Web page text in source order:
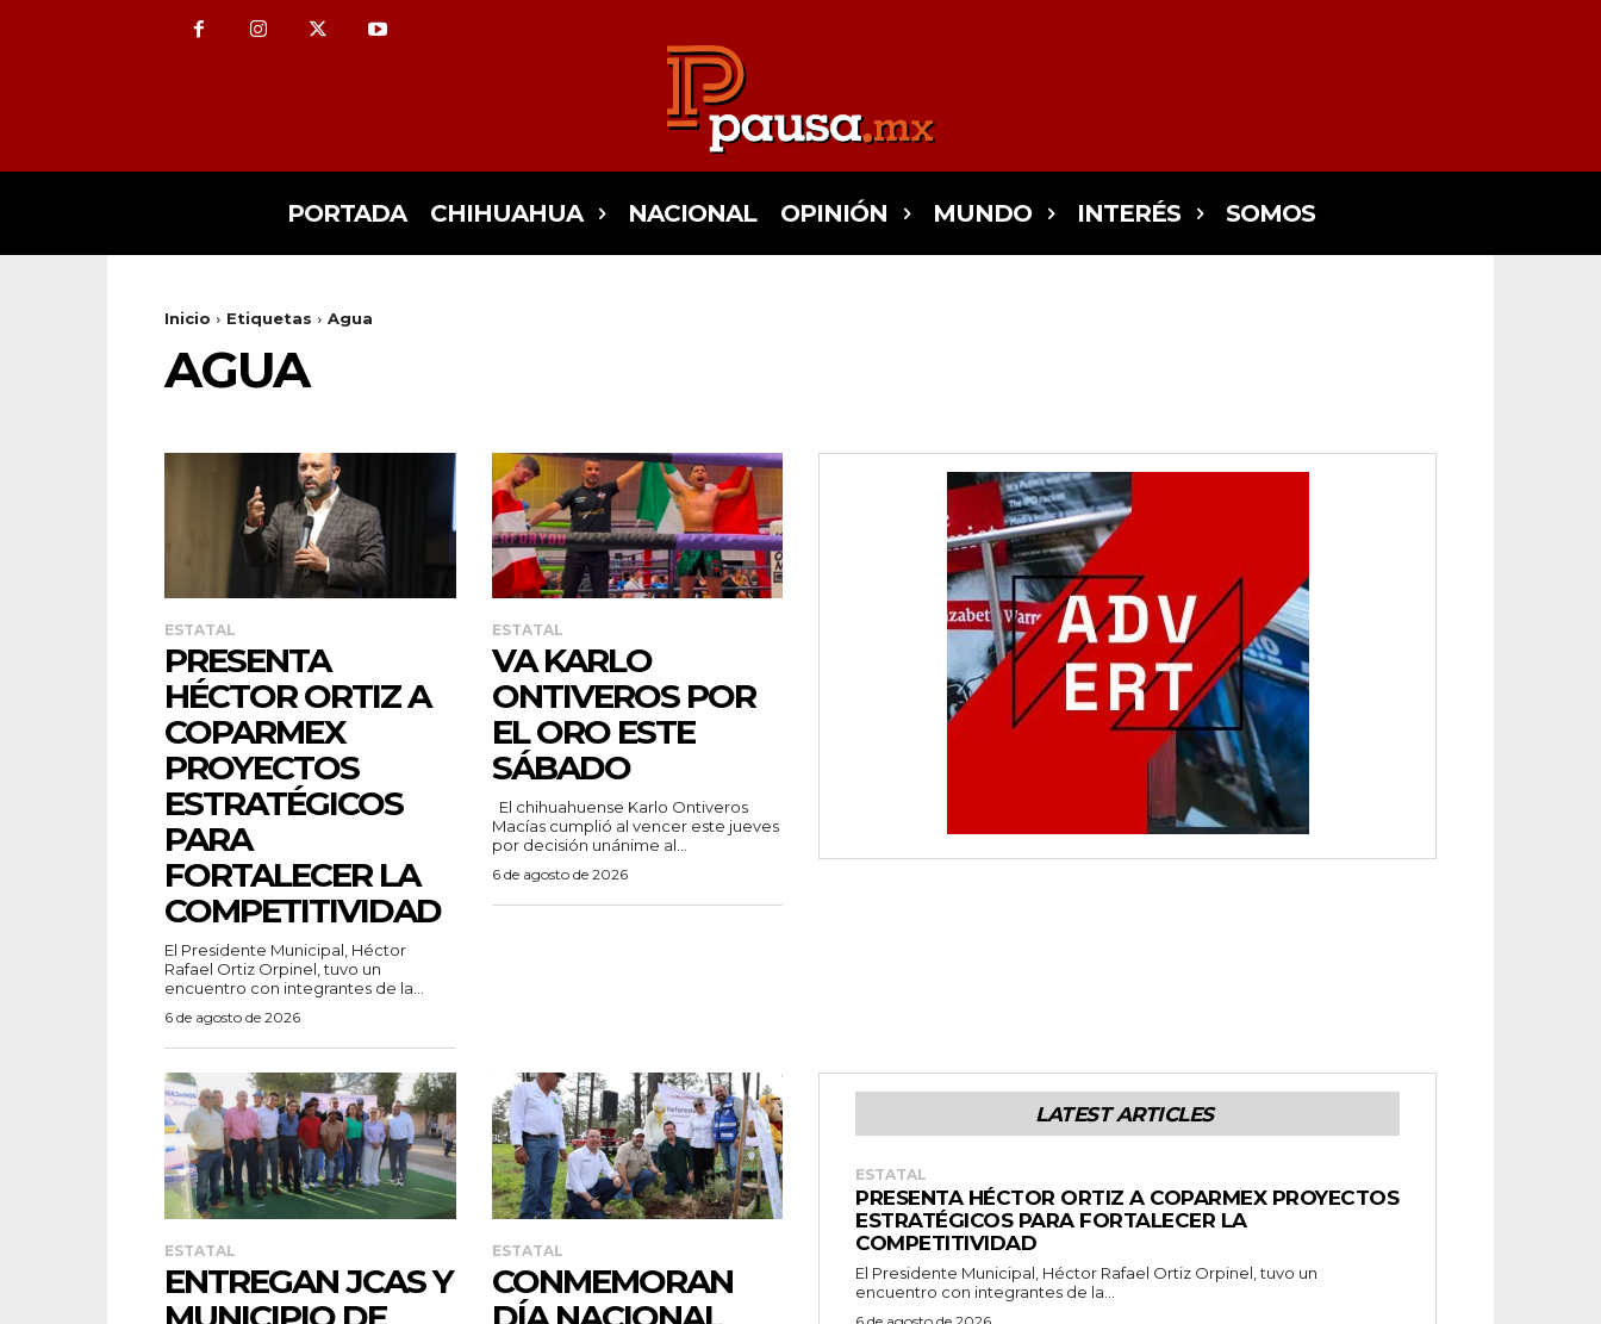
PORTADA CHIHUAHUA NACIONAL OPINIÓN MUNDO INTERÉS SOMOS
Inicio Etiquetas Agua
AGUA
ESTATAL
PRESENTA
HÉCTOR ORTIZ A
COPARMEX
PROYECTOS
ESTRATÉGICOS
PARA
FORTALECER LA
COMPETITIVIDAD
El Presidente Municipal, Héctor
Rafael Ortiz Orpinel, tuvo un
encuentro con integrantes de la...
6 de agosto de 2026
ESTATAL
VA KARLO
ONTIVEROS POR
EL ORO ESTE
SÁBADO
Macías cumplió al vencer este jueves
por decisión unánime al...
6 de agosto de 2026
ESTATAL
ENTREGAN JCAS Y
ESTATAL
CONMEMORAN
LATEST ARTICLES
ESTATAL
PRESENTA HÉCTOR ORTIZ A COPARMEX PROYECTOS
ESTRATÉGICOS PARA FORTALECER LA
COMPETITIVIDAD
El Presidente Municipal, Héctor Rafael Ortiz Orpinel, tuvo un
encuentro con integrantes de la...